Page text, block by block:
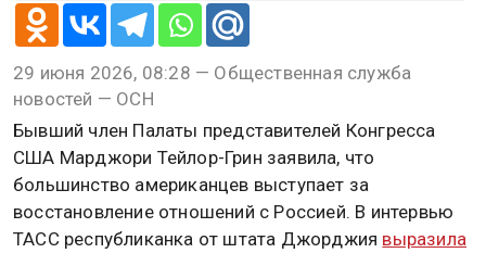
29 июня 2026, 08:28 — Общественная служба
новостей — ОСН
Бывший член Палаты представителей Конгресса
США Марджори Тейлор-Грин заявила, что
большинство американцев выступает за
восстановление отношений с Россией. В интервью
ТАСС республиканка от штата Джорджия выразила